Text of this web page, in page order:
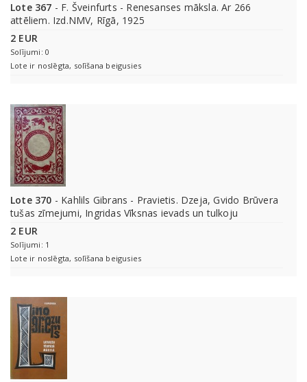
Lote 367 - F. Šveinfurts - Renesanses māksla. Ar 266
attēliem. Izd.NMV, Rīgā, 1925
2 EUR
Solījumi: 0
Lote ir noslēgta, solīšana beigusies
Lote 370 - Kahlils Gibrans - Pravietis. Dzeja, Gvido Brūvera
tušas zīmejumi, Ingridas Vīksnas ievads un tulkoju
2 EUR
Solījumi: 1
Lote ir noslēgta, solīšana beigusies